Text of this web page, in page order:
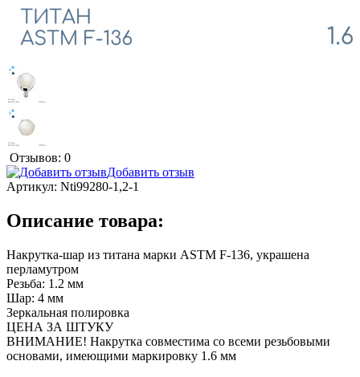
Отзывов: 0
Добавить отзыв
Артикул: Nti99280-1,2-1
Описание товара:
Накрутка-шар из титана марки ASTM F-136, украшена
перламутром
Резьба: 1.2 мм
Шар: 4 мм
Зеркальная полировка
ЦЕНА ЗА ШТУКУ
ВНИМАНИЕ! Накрутка совместима со всеми резьбовыми
основами, имеющими маркировку 1.6 мм